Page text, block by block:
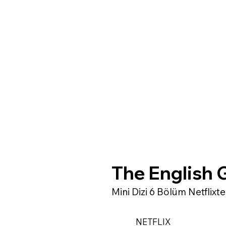
The English
Mini Dizi 6 Bölüm Netflixte
NETFLIX